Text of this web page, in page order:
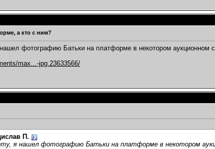
а кто с ним?
фотографию Батьки на платформе в некотором аукционном
max...-jpg.23633566/
П.
я нашел фотографию Батьки на платформе в некотором